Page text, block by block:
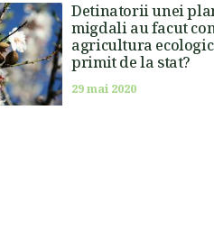
Detinatorii unei
migdali au facut
agricultura
primit de la stat?
29 mai 2020